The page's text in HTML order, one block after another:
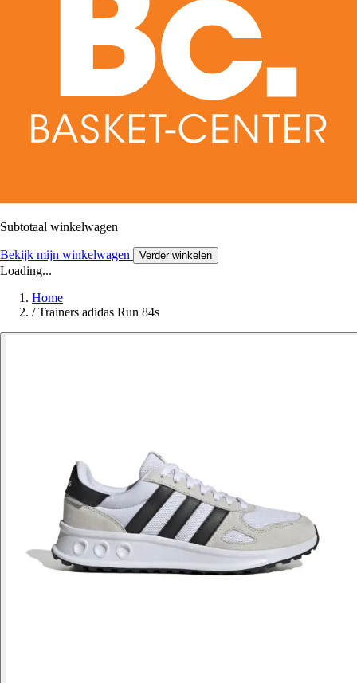
Subtotaal winkelwagen
Bekijk mijn winkelwagen Verder winkelen
Loading...
Home
/ Trainers adidas Run 84s